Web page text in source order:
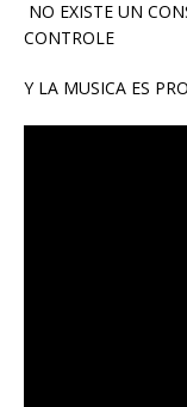
NO EXISTE UN
CONTROLE
Y LA MUSICA ES